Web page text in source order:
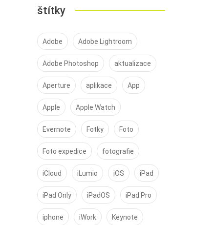
štítky
Adobe Adobe Lightroom
Adobe Photoshop aktualizace
Aperture aplikace App
Apple Apple Watch
Evernote Fotky Foto
Foto expedice fotografie
iCloud iLumio iOS iPad
iPad Only iPadOS iPad Pro
iphone iWork Keynote